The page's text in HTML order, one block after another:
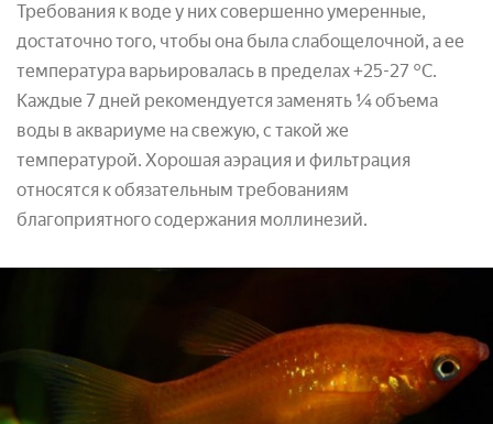
Требования к воде у них совершенно умеренные,
достаточно того, чтобы она была слабощелочной, а ее
температура варьировалась в пределах +25-27 °С.
Каждые 7 дней рекомендуется заменять ¼ объема
воды в аквариуме на свежую, с такой же
температурой. Хорошая аэрация и фильтрация
относятся к обязательным требованиям
благоприятного содержания моллинезий.